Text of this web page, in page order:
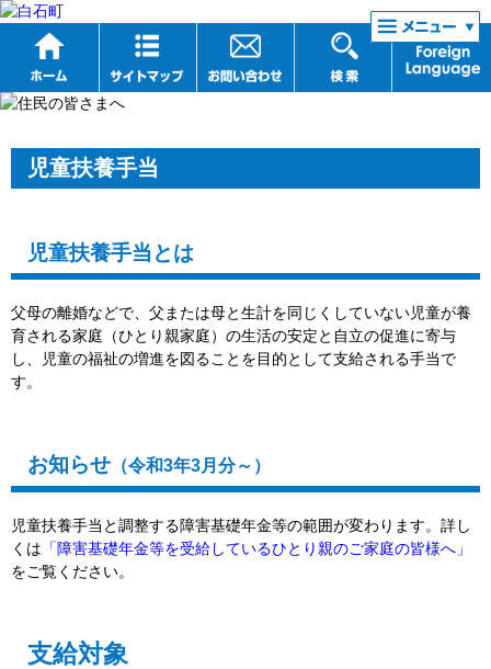
リンク集
児童扶養手当
児童扶養手当とは
父母の離婚などで、父または母と生計を同じくしていない児童が養
育される家庭（ひとり親家庭）の生活の安定と自立の促進に寄与
し、児童の福祉の増進を図ることを目的として支給される手当で
す。
お知らせ （令和3年3月分～）
児童扶養手当と調整する障害基礎年金等の範囲が変わります。詳し
くは 「障害基礎年金等を受給しているひとり親のご家庭の皆様へ」
をご覧ください。
支給対象